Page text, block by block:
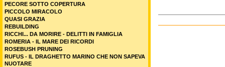
PECORE SOTTO COPERTURA
PICCOLO MIRACOLO
QUASI GRAZIA
REBUILDING
RICCHI... DA MORIRE - DELITTI IN FAMIGLIA
ROMERIA - IL MARE DEI RICORDI
ROSEBUSH PRUNING
RUFUS - IL DRAGHETTO MARINO CHE NON SAPEVA
NUOTARE